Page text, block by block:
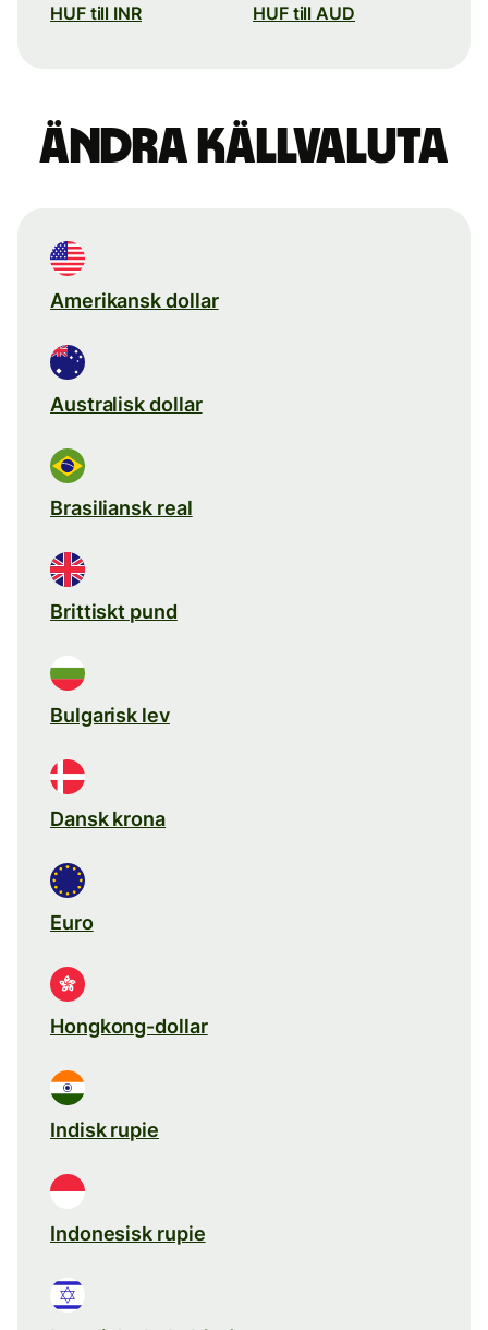
HUF till INR HUF till AUD
Ändra källvaluta
Amerikansk dollar
Australisk dollar
Brasiliansk real
Brittiskt pund
Bulgarisk lev
Dansk krona
Euro
Hongkong-dollar
Indisk rupie
Indonesisk rupie